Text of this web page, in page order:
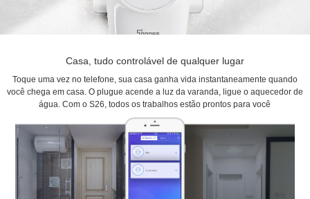
Casa, tudo controlável de qualquer lugar
Toque uma vez no telefone, sua casa ganha vida instantaneamente quando
você chega em casa. O plugue acende a luz da varanda, ligue o aquecedor de
água. Com o S26, todos os trabalhos estão prontos para você